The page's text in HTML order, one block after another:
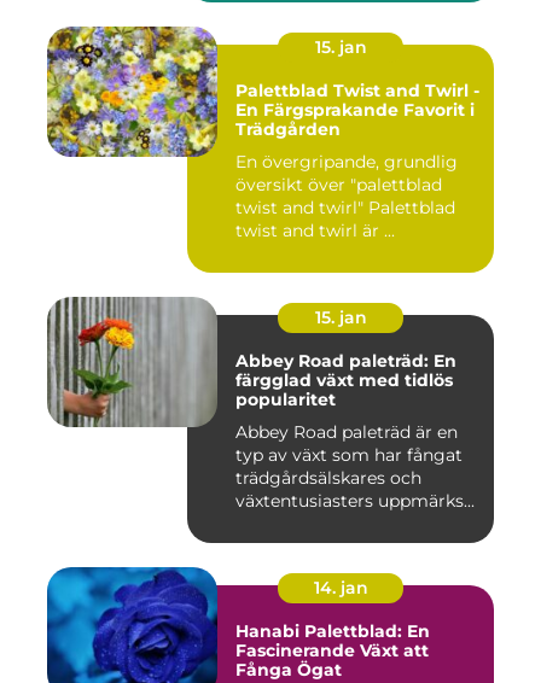
15. jan
Palettblad Twist and Twirl -
En Färgsprakande Favorit i
Trädgården
En övergripande, grundlig
översikt över "palettblad
twist and twirl" Palettblad
twist and twirl är ...
15. jan
Abbey Road paleträd: En
färgglad växt med tidlös
popularitet
Abbey Road paleträd är en
typ av växt som har fångat
trädgårdsälskares och
växtentusiasters uppmärks...
14. jan
Hanabi Palettblad: En
Fascinerande Växt att
Fånga Ögat